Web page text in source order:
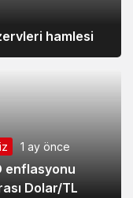
hamlesi
1 ay önce
enflasyonu
Dolar/TL